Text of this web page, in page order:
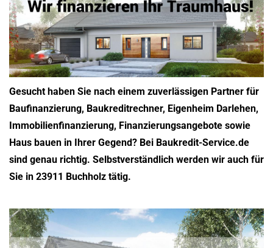
Gesucht haben Sie nach einem zuverlässigen Partner für
Baufinanzierung, Baukreditrechner, Eigenheim Darlehen,
Immobilienfinanzierung, Finanzierungsangebote sowie
Haus bauen in Ihrer Gegend? Bei Baukredit-Service.de
sind genau richtig. Selbstverständlich werden wir auch für
Sie in 23911 Buchholz tätig.